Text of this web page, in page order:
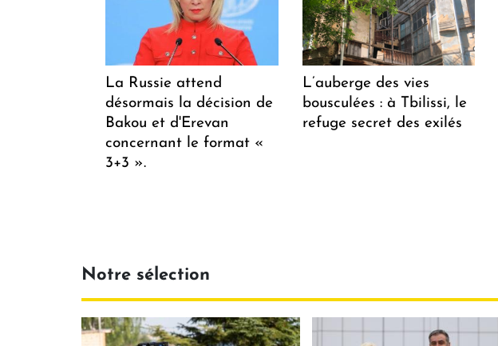
La Russie attend
désormais la décision de
Bakou et d'Erevan
concernant le format «
3+3 ».
L’auberge des vies
bousculées : à Tbilissi, le
refuge secret des exilés
Notre sélection